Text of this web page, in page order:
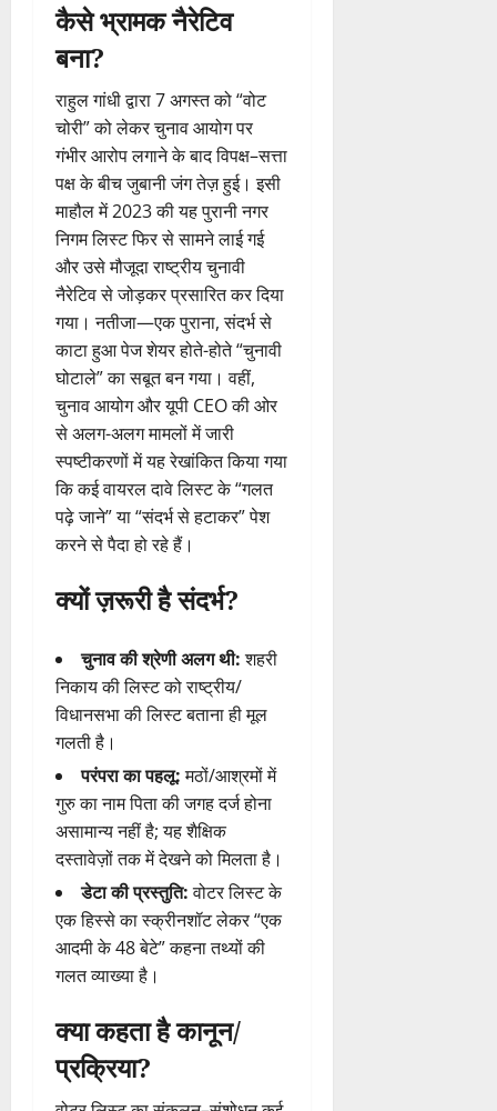
कैसे भ्रामक नैरेटिव
बना?
राहुल गांधी द्वारा 7 अगस्त को “वोट
चोरी” को लेकर चुनाव आयोग पर
गंभीर आरोप लगाने के बाद विपक्ष–सत्ता
पक्ष के बीच जुबानी जंग तेज़ हुई। इसी
माहौल में 2023 की यह पुरानी नगर
निगम लिस्ट फिर से सामने लाई गई
और उसे मौजूदा राष्ट्रीय चुनावी
नैरेटिव से जोड़कर प्रसारित कर दिया
गया। नतीजा—एक पुराना, संदर्भ से
काटा हुआ पेज शेयर होते-होते “चुनावी
घोटाले” का सबूत बन गया। वहीं,
चुनाव आयोग और यूपी CEO की ओर
से अलग-अलग मामलों में जारी
स्पष्टीकरणों में यह रेखांकित किया गया
कि कई वायरल दावे लिस्ट के “गलत
पढ़े जाने” या “संदर्भ से हटाकर” पेश
करने से पैदा हो रहे हैं।
क्यों ज़रूरी है संदर्भ?
चुनाव की श्रेणी अलग थी:शहरी
निकाय की लिस्ट को राष्ट्रीय/
विधानसभा की लिस्ट बताना ही मूल
गलती है।
परंपरा का पहलू:मठों/आश्रमों में
गुरु का नाम पिता की जगह दर्ज होना
असामान्य नहीं है; यह शैक्षिक
दस्तावेज़ों तक में देखने को मिलता है।
डेटा की प्रस्तुति:वोटर लिस्ट के
एक हिस्से का स्क्रीनशॉट लेकर “एक
आदमी के 48 बेटे” कहना तथ्यों की
गलत व्याख्या है।
क्या कहता है कानून/
प्रक्रिया?